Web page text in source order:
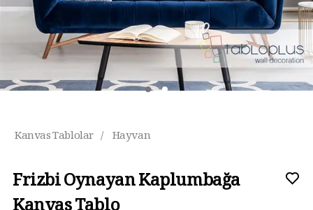
Kanvas Tablolar / Hayvan
Frizbi Oynayan Kaplumbağa